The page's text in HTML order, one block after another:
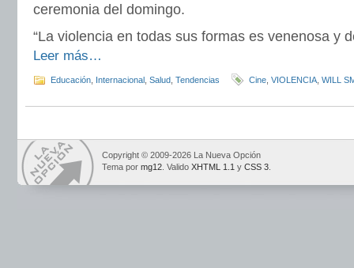
ceremonia del domingo.
“La violencia en todas sus formas es venenosa y
Leer más…
Educación Internacional Salud Tendencias Cine VIOLENCIA WILL
Copyright © 2009-2026 La Nueva Opción
Tema por mg12 . Valido XHTML 1.1 y CSS 3